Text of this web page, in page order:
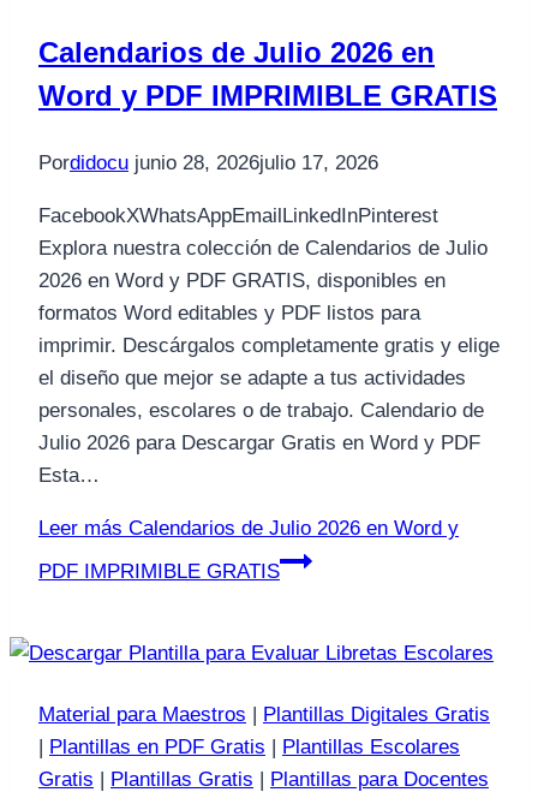
Calendarios de Julio 2026 en
Word y PDF IMPRIMIBLE GRATIS
Pordidocu junio 28, 2026julio 17, 2026
FacebookXWhatsAppEmailLinkedInPinterest
Explora nuestra colección de Calendarios de Julio
2026 en Word y PDF GRATIS, disponibles en
formatos Word editables y PDF listos para
imprimir. Descárgalos completamente gratis y elige
el diseño que mejor se adapte a tus actividades
personales, escolares o de trabajo. Calendario de
Julio 2026 para Descargar Gratis en Word y PDF
Esta…
Leer más Calendarios de Julio 2026 en Word y
PDF IMPRIMIBLE GRATIS
Material para Maestros | Plantillas Digitales Gratis
| Plantillas en PDF Gratis | Plantillas Escolares
Gratis | Plantillas Gratis | Plantillas para Docentes